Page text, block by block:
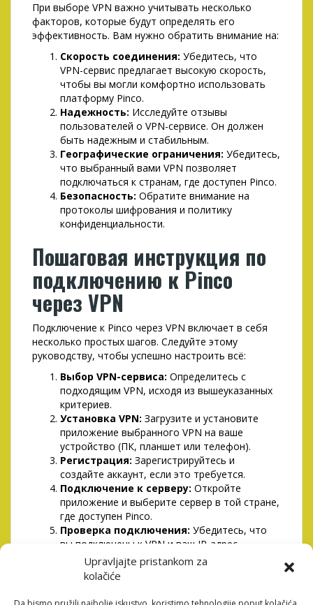
Upravljajte pristankom za
kolačiće
При выборе VPN важно учитывать несколько
факторов, которые будут определять его
эффективность. Вам нужно обратить внимание на:
Скорость соединения: Убедитесь, что
VPN-сервис предлагает высокую скорость,
чтобы вы могли комфортно использовать
платформу Pinco.
Надежность: Исследуйте отзывы
пользователей о VPN-сервисе. Он должен
быть надежным и стабильным.
Географические ограничения: Убедитесь,
что выбранный вами VPN позволяет
подключаться к странам, где доступен Pinco.
Безопасность: Обратите внимание на
протоколы шифрования и политику
конфиденциальности.
Пошаговая инструкция по
подключению к Pinco
через VPN
Подключение к Pinco через VPN включает в себя
несколько простых шагов. Следуйте этому
руководству, чтобы успешно настроить всё:
Выбор VPN-сервиса: Определитесь с
подходящим VPN, исходя из вышеуказанных
критериев.
Установка VPN: Загрузите и установите
приложение выбранного VPN на ваше
устройство (ПК, планшет или телефон).
Регистрация: Зарегистрируйтесь и
создайте аккаунт, если это требуется.
Подключение к серверу: Откройте
приложение и выберите сервер в той стране,
где доступен Pinco.
Проверка подключения: Убедитесь, что
вы подключены к VPN и ваш IP-адрес
изменён.
Доступ к Pinco:Откройте браузер и